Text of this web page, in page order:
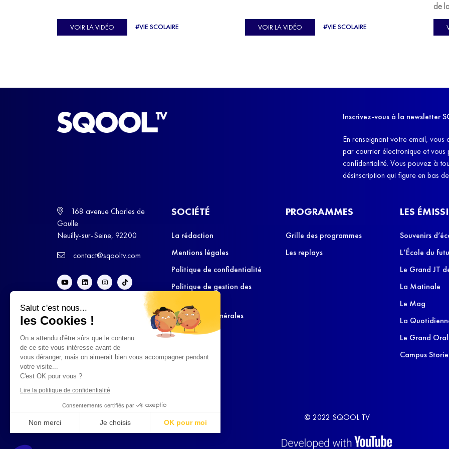
Salut c'est nous...
les Cookies !
On a attendu d'être sûrs que le contenu
de ce site vous intéresse avant de
vous déranger, mais on aimerait bien vous accompagner pendant
votre visite...
C'est OK pour vous ?
Lire la politique de confidentialité
Consentements certifiés par
Non merci Je choisis OK pour moi
Ulysse Soriano, vice-champion d'Europe de Horse-
ball, qui a failli abandonner ses études avant de
VOIR LA VIDÉO #VIE SCOLAIRE
C'est l'histoire de nombreux réfugiés, et notamment
celle de Lisa Machukha, que nous vous proposons de
VOIR LA VIDÉO #VIE SCOLAIRE
de
Inscrivez-vous à la newsletter
En renseignant votre email,
par courrier électronique et
confidentialité. Vous pouvez à
désinscription qui figure en bas
168 avenue Charles de
Gaulle
Neuilly-sur-Seine, 92200
contact@sqooltv.com
SOCIÉTÉ
La rédaction
Mentions légales
Politique de confidentialité
Politique de gestion des
Conditions Générales
d’Utilisation
PROGRAMMES
Grille des programmes
Les replays
LES
Souvenirs
L’École du
Le Grand JT
La Matinale
Le Mag
La
Le Grand Oral
Campus
© 2022 SQOOL TV